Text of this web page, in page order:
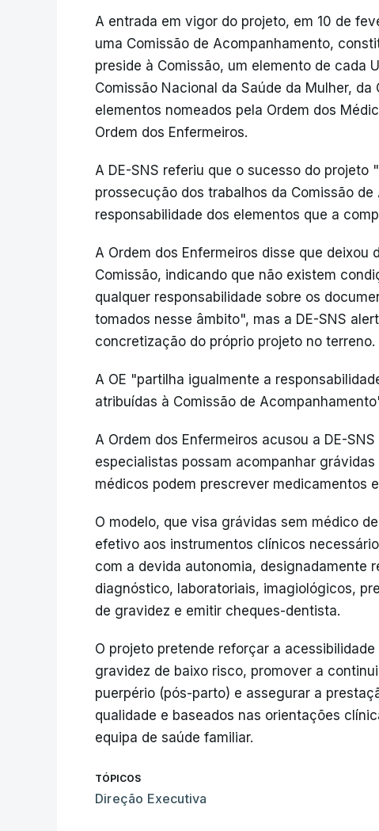
A entrada em vigor do projeto, em 10 de
uma Comissão de Acompanhamento,
preside à Comissão, um elemento de cada
Comissão Nacional da Saúde da Mulher,
elementos nomeados pela Ordem dos
Ordem dos Enfermeiros.
A DE-SNS referiu que o sucesso do projeto
prossecução dos trabalhos da Comissão
responsabilidade dos elementos que a
A Ordem dos Enfermeiros disse que
Comissão, indicando que não existem
qualquer responsabilidade sobre os
tomados nesse âmbito", mas a DE-SNS
concretização do próprio projeto no terreno.
A OE "partilha igualmente a
atribuídas à Comissão de
A Ordem dos Enfermeiros acusou a DE-
especialistas possam acompanhar
médicos podem prescrever medicamentos
O modelo, que visa grávidas sem médico
efetivo aos instrumentos clínicos
com a devida autonomia, designadamente
diagnóstico, laboratoriais, imagiológicos,
de gravidez e emitir cheques-dentista.
O projeto pretende reforçar a
gravidez de baixo risco, promover a
puerpério (pós-parto) e assegurar a
qualidade e baseados nas orientações
equipa de saúde familiar.
TÓPICOS
Direção Executiva